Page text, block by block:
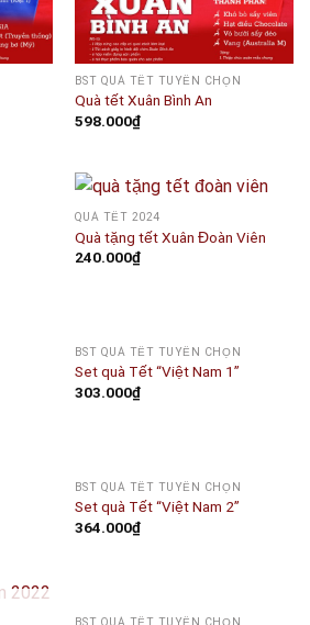
BST QUÀ TẾT TUYỂN CHỌN
Quà tết Xuân Bình An
598.000₫
QUÀ TẾT 2024
Quà tặng tết Xuân Đoàn Viên
240.000₫
BST QUÀ TẾT TUYỂN CHỌN
Set quà Tết “Việt Nam 1”
303.000₫
BST QUÀ TẾT TUYỂN CHỌN
Set quà Tết “Việt Nam 2”
364.000₫
BST QUÀ TẾT TUYỂN CHỌN